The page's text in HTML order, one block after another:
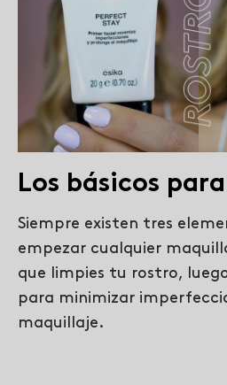
Los básicos
Siempre existen tres
empezar cualquier
que limpies tu rostro,
para minimizar
maquillaje.